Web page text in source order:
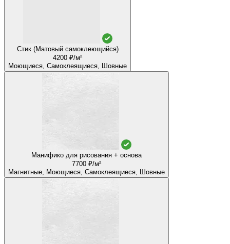
Стик (Матовый самоклеющийся)
4200 ₽/м²
Моющиеся, Самоклеящиеся, Шовные
Манифико для рисования + основа
7700 ₽/м²
Магнитные, Моющиеся, Самоклеящиеся, Шовные